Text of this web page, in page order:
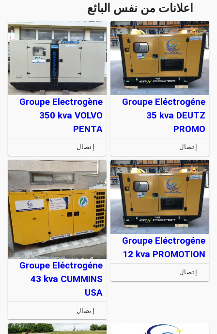
اعلانات من نفس البائع
Groupe Eléctrogéne
35 kva DEUTZ
PROMO
إتصال
Groupe Electrogène
350 kva VOLVO
PENTA
إتصال
Groupe Eléctrogéne
12 kva PROMOTION
إتصال
Groupe Eléctrogéne
43 kva CUMMINS
USA
إتصال